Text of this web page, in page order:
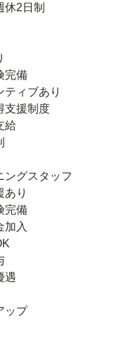
休2日制
完備
ティブあり
支援制度
給
ングスタッフ
あり
完備
加入
遇
ップ